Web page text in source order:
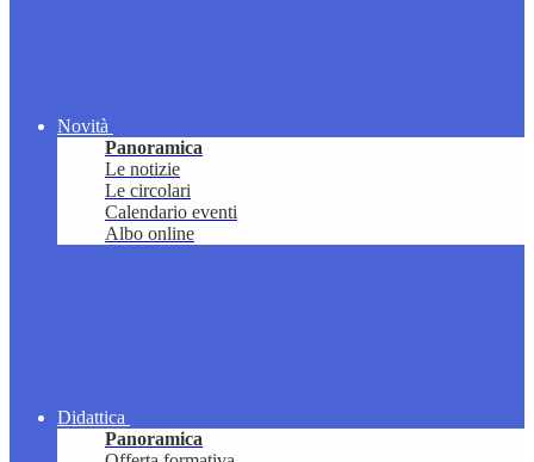
Novità
Panoramica
Le notizie
Le circolari
Calendario eventi
Albo online
Didattica
Panoramica